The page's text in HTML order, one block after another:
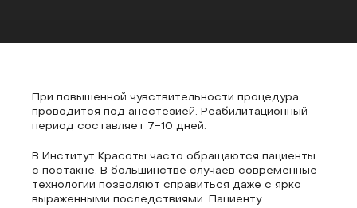
При повышенной чувствительности процедура
проводится под анестезией. Реабилитационный
период составляет 7-10 дней.
В Институт Красоты часто обращаются пациенты
с постакне. В большинстве случаев современные
технологии позволяют справиться даже с ярко
выраженными последствиями. Пациенту